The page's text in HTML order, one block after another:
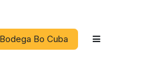
Bo Cuba